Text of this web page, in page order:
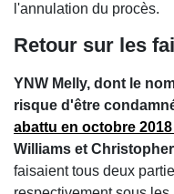
l'annulation du procès.
Retour sur les
YNW Melly, dont le
risque d'être
abattu en octobre
Williams et
faisaient tous deux